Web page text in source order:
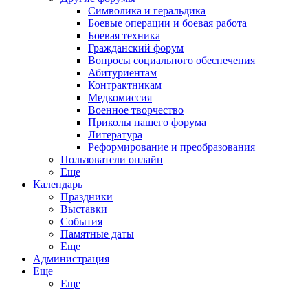
Символика и геральдика
Боевые операции и боевая работа
Боевая техника
Гражданский форум
Вопросы социального обеспечения
Абитуриентам
Контрактникам
Медкомиссия
Военное творчество
Приколы нашего форума
Литература
Реформирование и преобразования
Пользователи онлайн
Еще
Календарь
Праздники
Выставки
События
Памятные даты
Еще
Администрация
Еще
Еще